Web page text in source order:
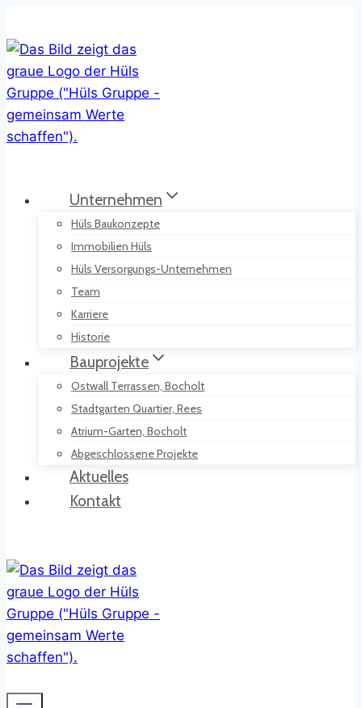
Inhalt
springen
Unternehmen
Hüls Baukonzepte
Immobilien Hüls
Hüls Versorgungs-Unternehmen
Team
Karriere
Historie
Bauprojekte
Ostwall Terrassen, Bocholt
Stadtgarten Quartier, Rees
Atrium-Garten, Bocholt
Abgeschlossene Projekte
Aktuelles
Kontakt